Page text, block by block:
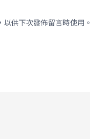
供下次發佈留言時使用。